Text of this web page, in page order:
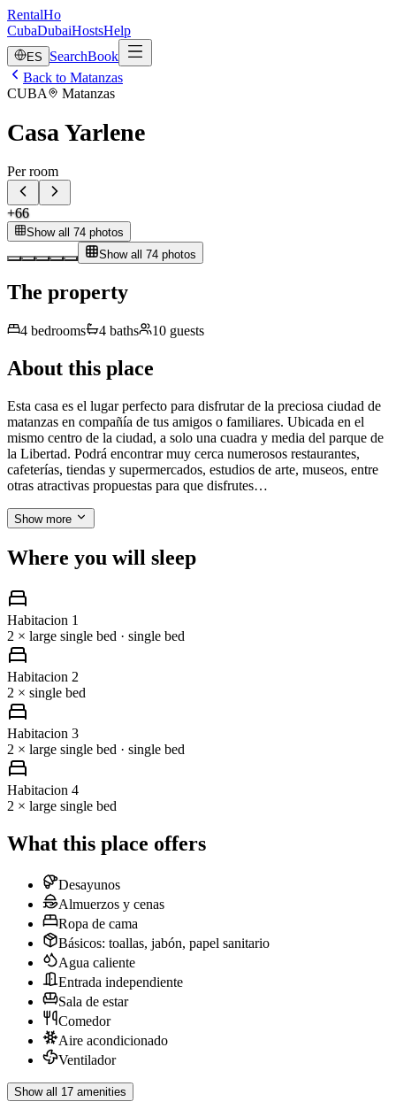
RentalHo
CubaDubaiHostsHelp
ES SearchBook
Back to Matanzas
CUBA
Matanzas
Casa Yarlene
Per room
+66
Show all 74 photos
Show all 74 photos
The property
4 bedrooms 4 baths 10 guests
About this place
Esta casa es el lugar perfecto para disfrutar de la preciosa ciudad de
matanzas en compañía de tus amigos o familiares. Ubicada en el
mismo centro de la ciudad, a solo una cuadra y media del parque de
la Libertad. Podrá encontrar muy cerca numerosos restaurantes,
cafeterías, tiendas y supermercados, estudios de arte, museos, entre
otras atractivas propuestas para que disfrutes…
Show more
Where you will sleep
Habitacion 1
2 × large single bed · single bed
Habitacion 2
2 × single bed
Habitacion 3
2 × large single bed · single bed
Habitacion 4
2 × large single bed
What this place offers
Desayunos
Almuerzos y cenas
Ropa de cama
Básicos: toallas, jabón, papel sanitario
Agua caliente
Entrada independiente
Sala de estar
Comedor
Aire acondicionado
Ventilador
Show all 17 amenities